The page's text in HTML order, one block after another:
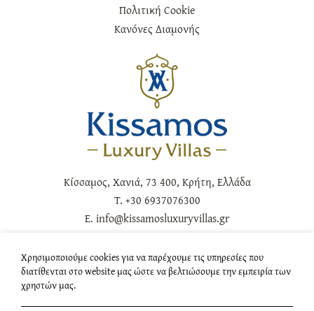
Πολιτική Cookie
Κανόνες Διαμονής
Κίσσαμος, Χανιά, 73 400, Κρήτη, Ελλάδα
T. +30 6937076300
E. info@kissamosluxuryvillas.gr
FacebookInstagram
Χρησιμοποιούμε cookies για να παρέχουμε τις υπηρεσίες που
διατίθενται στο website μας ώστε να βελτιώσουμε την εμπειρία των
χρηστών μας.